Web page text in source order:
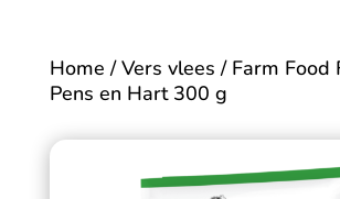
Home /Vers vlees / Farm Food
Pens en Hart 300 g